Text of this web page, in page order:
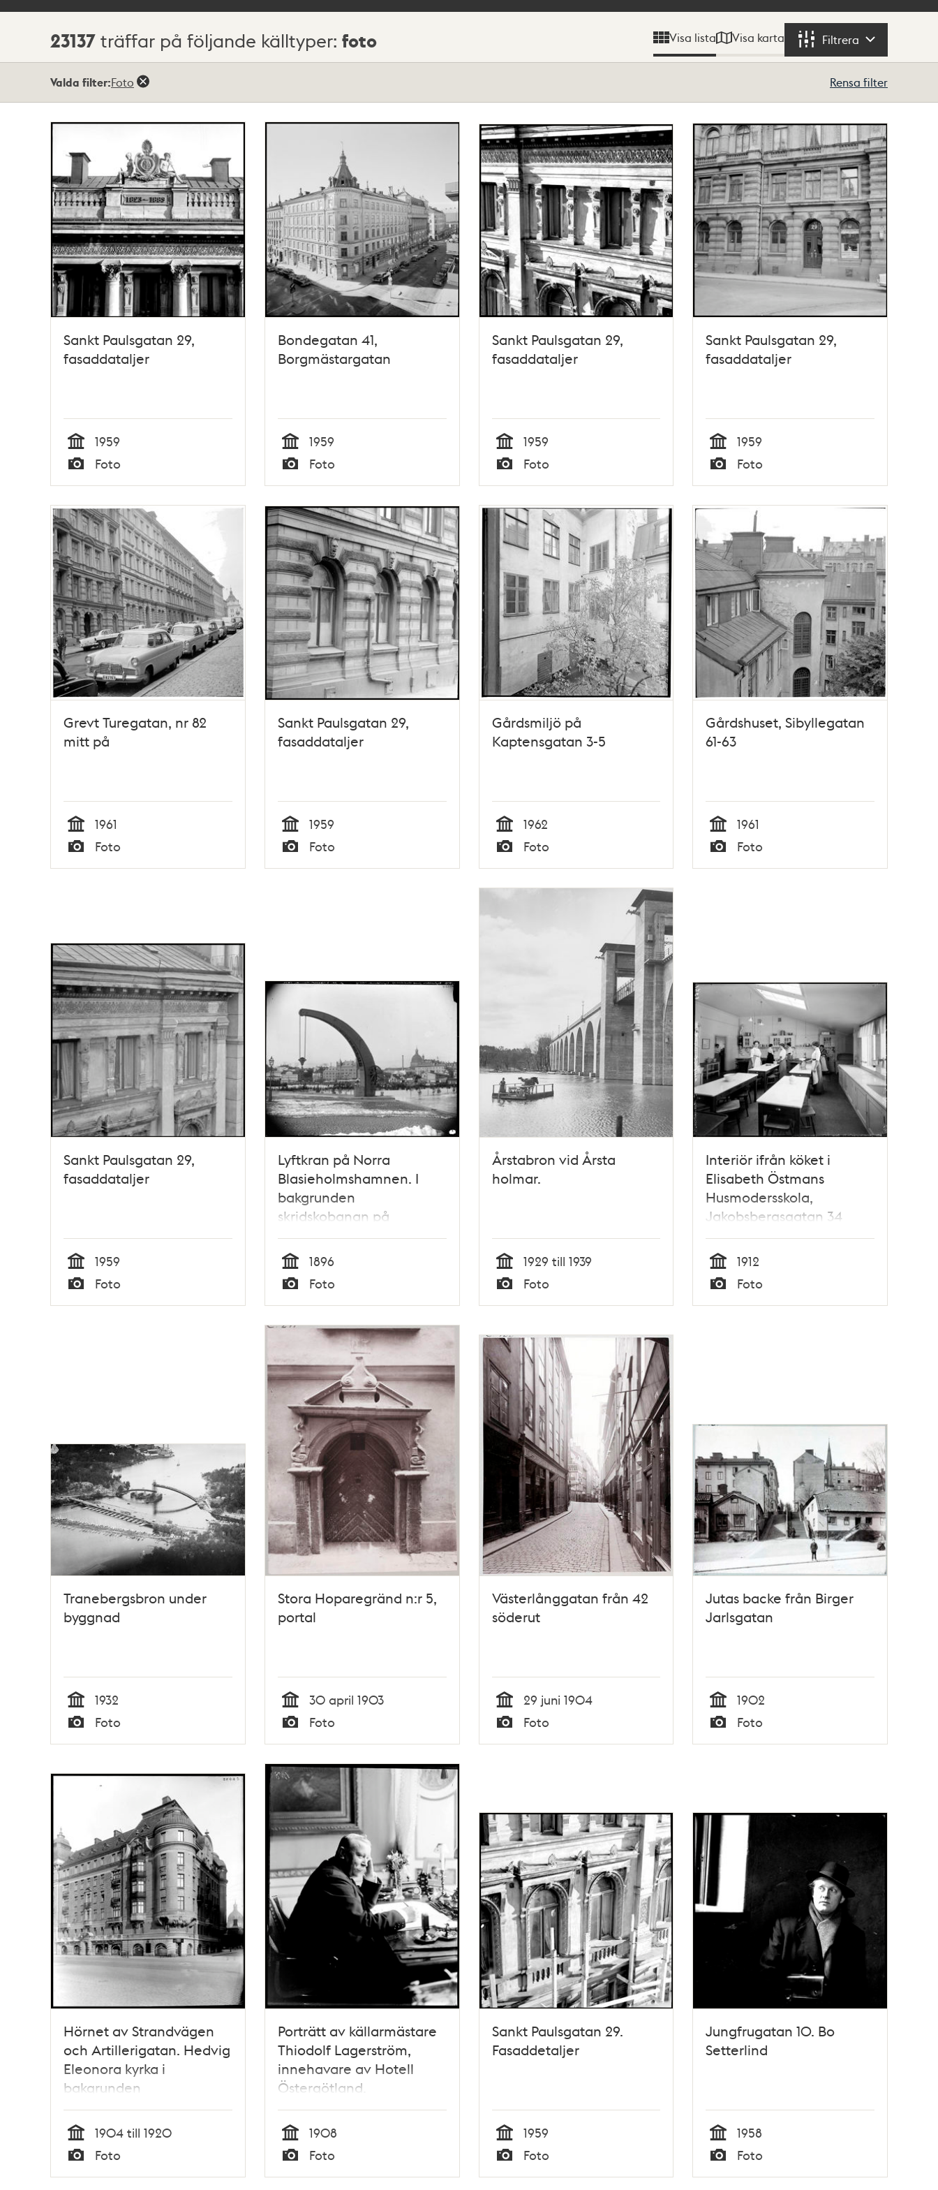
Sökresultat
23137 träffar på följande källtyper: foto Visa lista Visa karta Filtrera
Valda filter:Foto Rensa filter
Sankt Paulsgatan 29,
fasaddataljer
Tid
1959
Typ
Foto
Bondegatan 41,
Borgmästargatan
Tid
1959
Typ
Foto
Sankt Paulsgatan 29,
fasaddataljer
Tid
1959
Typ
Foto
Sankt Paulsgatan 29,
fasaddataljer
Tid
1959
Typ
Foto
Grevt Turegatan, nr 82
mitt på
Tid
1961
Typ
Foto
Sankt Paulsgatan 29,
fasaddataljer
Tid
1959
Typ
Foto
Gårdsmiljö på
Kaptensgatan 3-5
Tid
1962
Typ
Foto
Gårdshuset, Sibyllegatan
61-63
Tid
1961
Typ
Foto
Sankt Paulsgatan 29,
fasaddataljer
Tid
1959
Typ
Foto
Lyftkran på Norra
Blasieholmshamnen. I
bakgrunden
skridskobanan på
Nybroviken
Tid
1896
Typ
Foto
Årstabron vid Årsta
holmar.
Tid
1929 till 1939
Typ
Foto
Interiör ifrån köket i
Elisabeth Östmans
Husmodersskola,
Jakobsbergsgatan 34
Tid
1912
Typ
Foto
Tranebergsbron under
byggnad
Tid
1932
Typ
Foto
Stora Hoparegränd n:r 5,
portal
Tid
30 april 1903
Typ
Foto
Västerlånggatan från 42
söderut
Tid
29 juni 1904
Typ
Foto
Jutas backe från Birger
Jarlsgatan
Tid
1902
Typ
Foto
Hörnet av Strandvägen
och Artillerigatan. Hedvig
Eleonora kyrka i
bakgrunden
Tid
1904 till 1920
Typ
Foto
Porträtt av källarmästare
Thiodolf Lagerström,
innehavare av Hotell
Östergötland.
Tid
1908
Typ
Foto
Sankt Paulsgatan 29.
Fasaddetaljer
Tid
1959
Typ
Foto
Jungfrugatan 10. Bo
Setterlind
Tid
1958
Typ
Foto